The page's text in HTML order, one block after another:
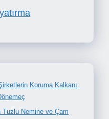
Koruma Kalkanı:
Tuzlu Nemine ve Çam